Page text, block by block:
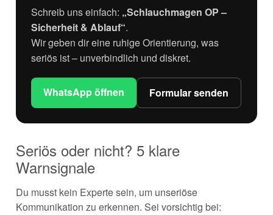
Schreib uns einfach: „Schlauchmagen OP –
Sicherheit & Ablauf“.
Wir geben dir eine ruhige Orientierung, was
seriös ist – unverbindlich und diskret.
WhatsApp öffnen Formular senden
Seriös oder nicht? 5 klare
Warnsignale
Du musst kein Experte sein, um unseriöse
Kommunikation zu erkennen. Sei vorsichtig bei: